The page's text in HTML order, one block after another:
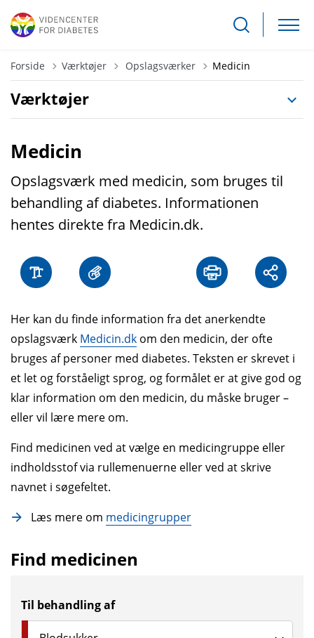
Forside Værktøjer Tilbage til
Opslagsværker Medicin
Værktøjer
Medicin
Opslagsværk med medicin, som bruges til
behandling af diabetes. Informationen
hentes direkte fra Medicin.dk.
Her kan du finde information fra det anerkendte
opslagsværk Medicin.dk om den medicin, der ofte
bruges af personer med diabetes. Teksten er skrevet i
et let og forståe­ligt sprog, og formålet er at give god og
klar infor­mation om den medicin, du måske bruger –
eller vil lære mere om.
Find medicinen ved at vælge en medicingruppe eller
indholdsstof via rullemenuerne eller ved at skrive
navnet i søgefeltet.
Læs mere om medicingrupper
Find medicinen
Til behandling af